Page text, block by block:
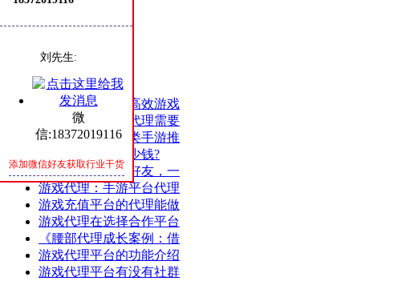
热门
热评
随机
成功案例分享：高效游戏
游戏代理：游戏代理需要
游戏代理：仙侠类手游推
开发手游能赚多少钱?
游戏代理：携手好友，一
游戏代理：手游平台代理
游戏充值平台的代理能做
游戏代理在选择合作平台
《腰部代理成长案例：借
游戏代理平台的功能介绍
游戏代理平台有没有社群
刘先生:
微
信:18372019116
添加微信好友获取行业干货